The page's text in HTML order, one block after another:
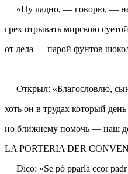
«Ну ладно, — говорю, — не
грех отрывать мирскою суетой
от дела — парой фунтов
Открыл: «Благословлю,
хоть он в трудах который
но ближнему помочь — наш
LA PORTERIA DER
Dico: «Se pò pparlà ccor